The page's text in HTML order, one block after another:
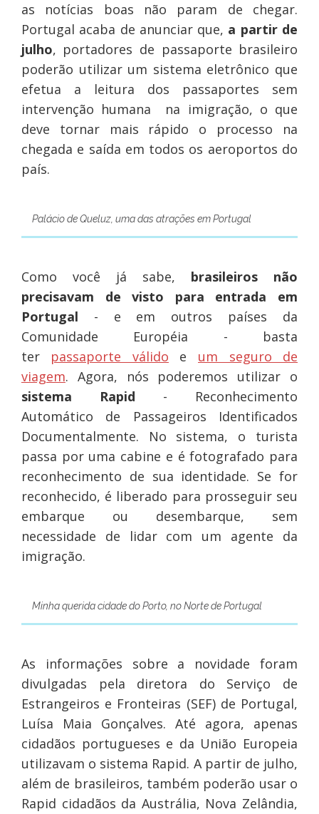
as notícias boas não param de chegar.
Portugal acaba de anunciar que, a partir de
julho, portadores de passaporte brasileiro
poderão utilizar um sistema eletrônico que
efetua a leitura dos passaportes sem
intervenção humana na imigração, o que
deve tornar mais rápido o processo na
chegada e saída em todos os aeroportos do
país.
Palácio de Queluz, uma das atrações em Portugal
Como você já sabe, brasileiros não
precisavam de visto para entrada em
Portugal - e em outros países da
Comunidade Européia - basta
ter passaporte válido e um seguro de
viagem. Agora, nós poderemos utilizar o
sistema Rapid - Reconhecimento
Automático de Passageiros Identificados
Documentalmente. No sistema, o turista
passa por uma cabine e é fotografado para
reconhecimento de sua identidade. Se for
reconhecido, é liberado para prosseguir seu
embarque ou desembarque, sem
necessidade de lidar com um agente da
imigração.
Minha querida cidade do Porto, no Norte de Portugal
As informações sobre a novidade foram
divulgadas pela diretora do Serviço de
Estrangeiros e Fronteiras (SEF) de Portugal,
Luísa Maia Gonçalves. Até agora, apenas
cidadãos portugueses e da União Europeia
utilizavam o sistema Rapid. A partir de julho,
além de brasileiros, também poderão usar o
Rapid cidadãos da Austrália, Nova Zelândia,